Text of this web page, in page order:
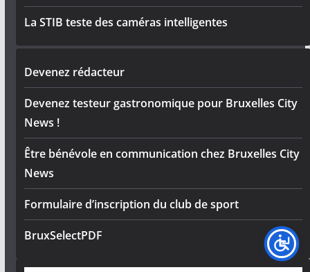
La STIB teste des caméras intelligentes
Devenez rédacteur
Devenez testeur gastronomique pour Bruxelles City
News !
Être bénévole en communication chez Bruxelles City
News
Formulaire d’inscription du club de sport
BruxSelectPDF